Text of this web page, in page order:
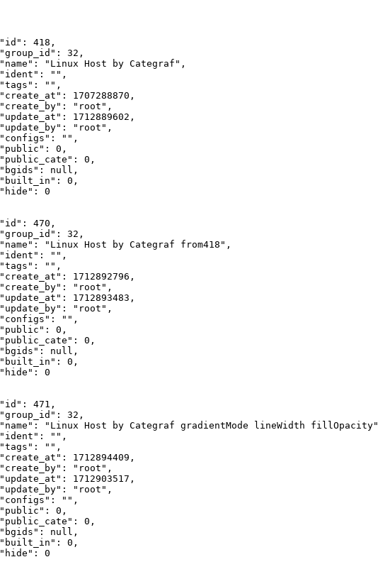
"id" : 418 ,
"group_id" : 32 ,
"name" : "Linux Host by Categraf" ,
"ident" : "" ,
"tags" : "" ,
"create_at" : 1707288870 ,
"create_by" : "root" ,
"update_at" : 1712889602 ,
"update_by" : "root" ,
"configs" : "" ,
"public" : 0 ,
"public_cate" : 0 ,
"bgids" : null ,
"built_in" : 0 ,
"hide" :
0
"id" : 470 ,
"group_id" : 32 ,
"name" : "Linux Host by Categraf from418" ,
"ident" : "" ,
"tags" : "" ,
"create_at" : 1712892796 ,
"create_by" : "root" ,
"update_at" : 1712893483 ,
"update_by" : "root" ,
"configs" : "" ,
"public" : 0 ,
"public_cate" : 0 ,
"bgids" : null ,
"built_in" : 0 ,
"hide" :
0
"id" : 471 ,
"group_id" : 32 ,
"name" : "Linux Host by Categraf gradientMode lineWidth fillOpacity"
"ident" : "" ,
"tags" : "" ,
"create_at" : 1712894409 ,
"create_by" : "root" ,
"update_at" : 1712903517 ,
"update_by" : "root" ,
"configs" : "" ,
"public" : 0 ,
"public_cate" : 0 ,
"bgids" : null ,
"built_in" : 0 ,
"hide" :
0